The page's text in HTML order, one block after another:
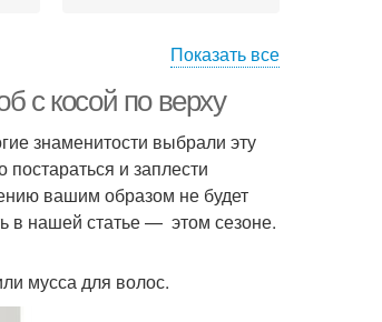
Показать все
с косой по верху
знаменитости выбрали эту
и заплести
вашим образом не будет
в нашей статье — этом сезоне.
мусса для волос.